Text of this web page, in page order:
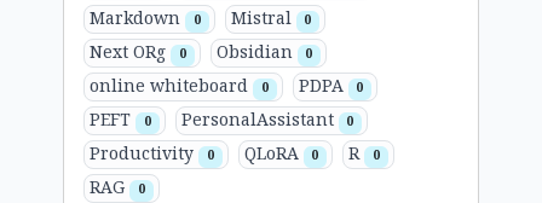
Markdown 0 Mistral 0
Next ORg 0 Obsidian 0
online whiteboard 0 PDPA 0
PEFT 0 PersonalAssistant 0
Productivity 0 QLoRA 0 R 0
RAG 0